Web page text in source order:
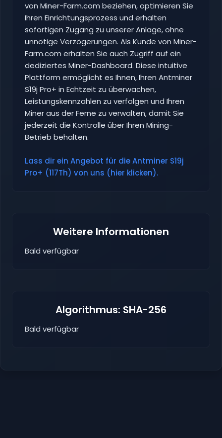
von Miner-Farm.com beziehen, optimieren Sie
Ihren Einrichtungsprozess und erhalten
sofortigen Zugang zu unserer Anlage, ohne
unnötige Verzögerungen. Als Kunde von Miner-
Farm.com erhalten Sie auch Zugriff auf ein
dediziertes Miner-Dashboard. Diese intuitive
Plattform ermöglicht es Ihnen, Ihren Antminer
S19j Pro+ in Echtzeit zu überwachen,
Leistungskennzahlen zu verfolgen und Ihren
Miner aus der Ferne zu verwalten, damit Sie
jederzeit die Kontrolle über Ihren Mining-
Betrieb behalten.
Lass dir ein Angebot für die Antminer S19j
Pro+ (117Th) von uns (hier klicken).
Weitere Informationen
Bald verfügbar
Algorithmus: SHA-256
Bald verfügbar